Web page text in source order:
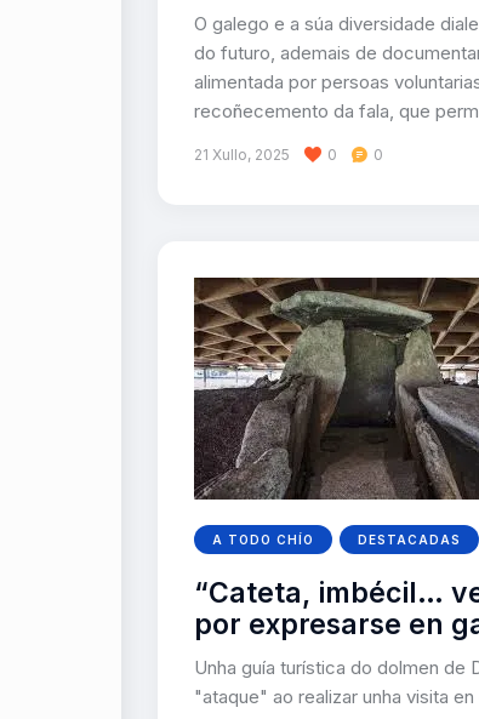
O galego e a súa diversidade
do futuro, ademais de
alimentada por persoas
recoñecemento da fala, que
21 Xullo, 2025 0 0
A TODO CHÍO DESTACADAS
“Cateta, imbécil…
por expresarse en
Unha guía turística do dolmen de
"ataque" ao realizar unha visita